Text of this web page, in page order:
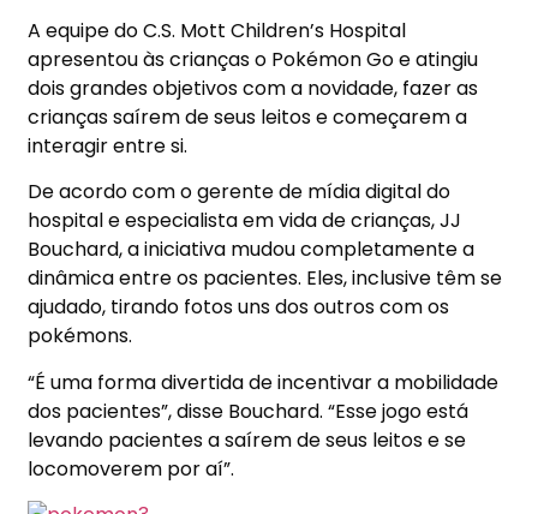
A equipe do C.S. Mott Children’s Hospital
apresentou às crianças o Pokémon Go e atingiu
dois grandes objetivos com a novidade, fazer as
crianças saírem de seus leitos e começarem a
interagir entre si.
De acordo com o gerente de mídia digital do
hospital e especialista em vida de crianças, JJ
Bouchard, a iniciativa mudou completamente a
dinâmica entre os pacientes. Eles, inclusive têm se
ajudado, tirando fotos uns dos outros com os
pokémons.
“É uma forma divertida de incentivar a mobilidade
dos pacientes”, disse Bouchard. “Esse jogo está
levando pacientes a saírem de seus leitos e se
locomoverem por aí”.